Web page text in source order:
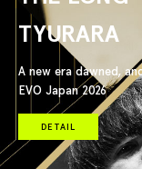
TYURARA
A new era dawned,
EVO Japan 2026
DETAIL